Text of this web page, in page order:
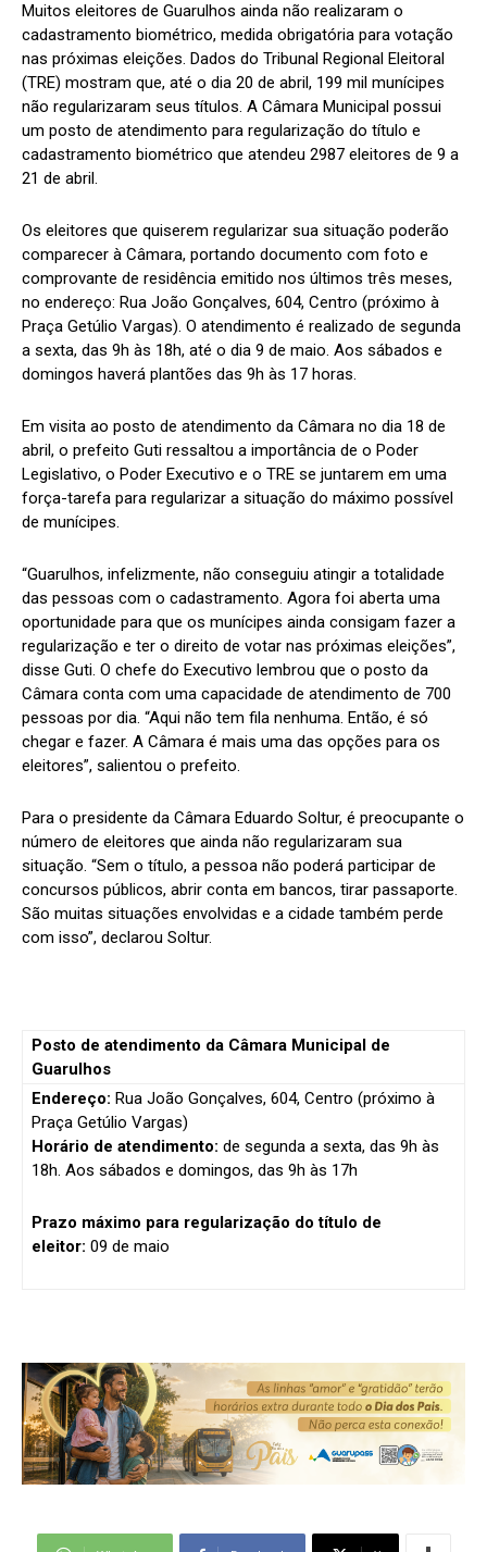
Muitos eleitores de Guarulhos ainda não realizaram o
cadastramento biométrico, medida obrigatória para votação
nas próximas eleições. Dados do Tribunal Regional Eleitoral
(TRE) mostram que, até o dia 20 de abril, 199 mil munícipes
não regularizaram seus títulos. A Câmara Municipal possui
um posto de atendimento para regularização do título e
cadastramento biométrico que atendeu 2987 eleitores de 9 a
21 de abril.
Os eleitores que quiserem regularizar sua situação poderão
comparecer à Câmara, portando documento com foto e
comprovante de residência emitido nos últimos três meses,
no endereço: Rua João Gonçalves, 604, Centro (próximo à
Praça Getúlio Vargas). O atendimento é realizado de segunda
a sexta, das 9h às 18h, até o dia 9 de maio. Aos sábados e
domingos haverá plantões das 9h às 17 horas.
Em visita ao posto de atendimento da Câmara no dia 18 de
abril, o prefeito Guti ressaltou a importância de o Poder
Legislativo, o Poder Executivo e o TRE se juntarem em uma
força-tarefa para regularizar a situação do máximo possível
de munícipes.
“Guarulhos, infelizmente, não conseguiu atingir a totalidade
das pessoas com o cadastramento. Agora foi aberta uma
oportunidade para que os munícipes ainda consigam fazer a
regularização e ter o direito de votar nas próximas eleições”,
disse Guti. O chefe do Executivo lembrou que o posto da
Câmara conta com uma capacidade de atendimento de 700
pessoas por dia. “Aqui não tem fila nenhuma. Então, é só
chegar e fazer. A Câmara é mais uma das opções para os
eleitores”, salientou o prefeito.
Para o presidente da Câmara Eduardo Soltur, é preocupante o
número de eleitores que ainda não regularizaram sua
situação. “Sem o título, a pessoa não poderá participar de
concursos públicos, abrir conta em bancos, tirar passaporte.
São muitas situações envolvidas e a cidade também perde
com isso”, declarou Soltur.
Posto de atendimento da Câmara Municipal de
Guarulhos
Endereço: Rua João Gonçalves, 604, Centro (próximo à
Praça Getúlio Vargas)
Horário de atendimento: de segunda a sexta, das 9h às
18h. Aos sábados e domingos, das 9h às 17h
Prazo máximo para regularização do título de
eleitor: 09 de maio